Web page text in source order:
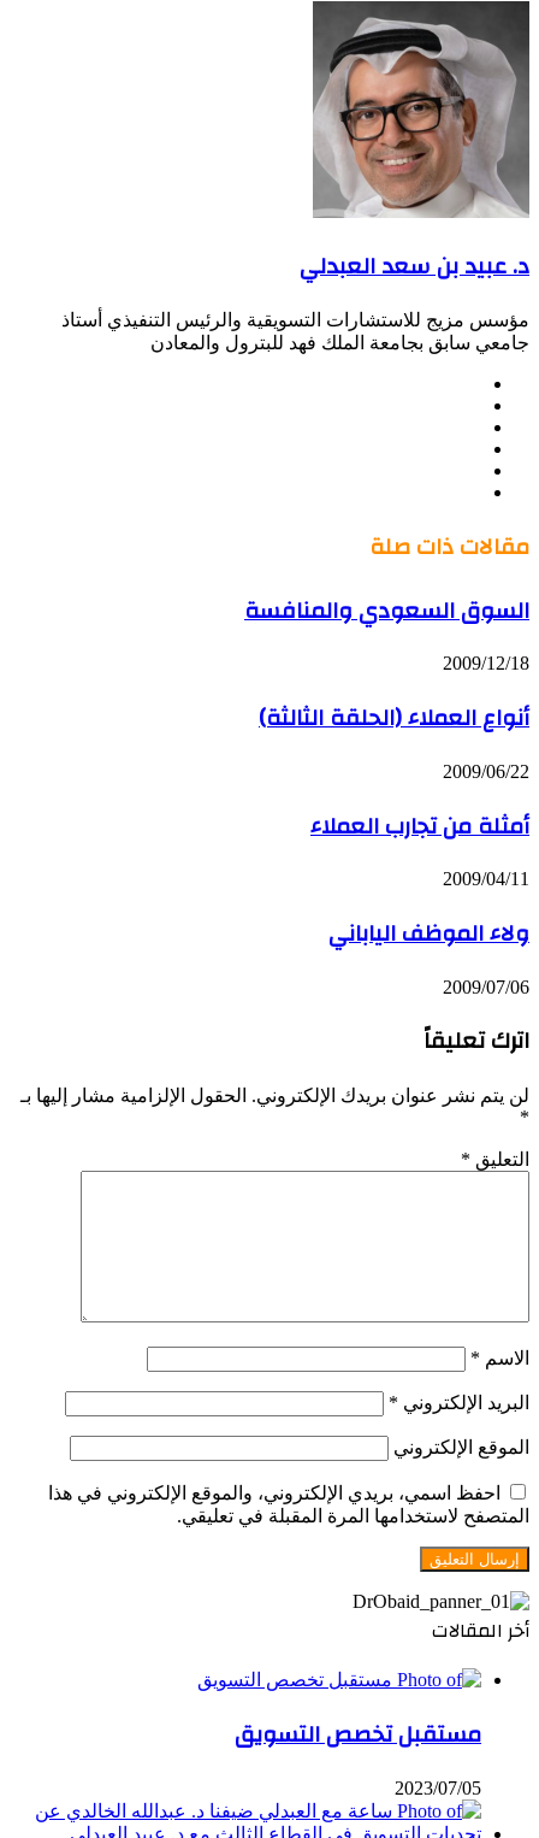
عبر
البريد
د. عبيد بن سعد العبدلي
مؤسس مزيج للاستشارات التسويقية والرئيس التنفيذي أستاذ
جامعي سابق بجامعة الملك فهد للبترول والمعادن
مقالات ذات صلة
السوق السعودي والمنافسة
2009/12/18
أنواع العملاء (الحلقة الثالثة)
2009/06/22
أمثلة من تجارب العملاء
2009/04/11
ولاء الموظف الياباني
2009/07/06
اترك تعليقاً
لن يتم نشر عنوان بريدك الإلكتروني. الحقول الإلزامية مشار إليها بـ
*
التعليق *
الاسم *
البريد الإلكتروني *
الموقع الإلكتروني
احفظ اسمي، بريدي الإلكتروني، والموقع الإلكتروني في هذا
المتصفح لاستخدامها المرة المقبلة في تعليقي.
أخر المقالات
مستقبل تخصص التسويق
2023/07/05